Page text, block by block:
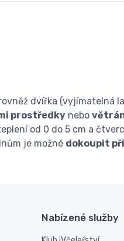
dvířka (vyjímatelná
prostředky nebo
od 0 do 5 cm a
je možné dokoupit
Nabízené služby